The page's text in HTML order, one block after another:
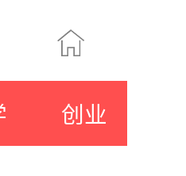
创业